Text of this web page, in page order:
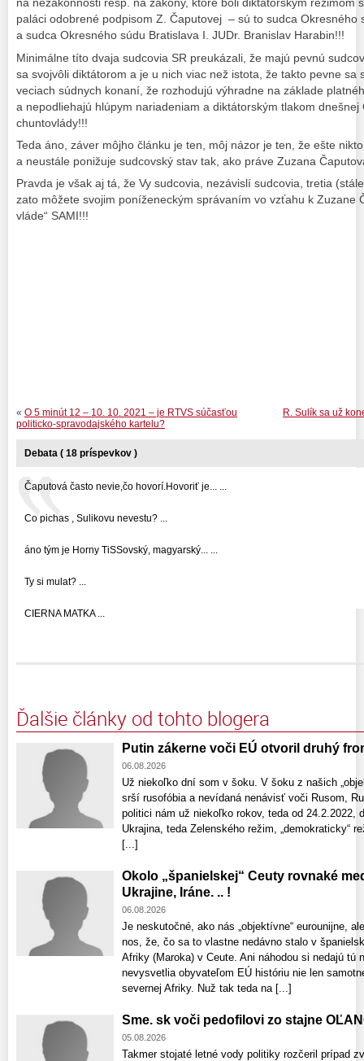
na nezákonnosti resp. na zákony, ktoré boli diktátorským režimom
paláci odobrené podpisom Z. Čaputovej – sú to sudca Okresného
a sudca Okresného súdu Bratislava I. JUDr. Branislav Harabin!!!
Minimálne títo dvaja sudcovia SR preukázali, že majú pevnú
sa svojvôli diktátorom a je u nich viac než istota, že takto pevne sa
veciach súdnych konaní, že rozhodujú výhradne na základe
a nepodliehajú hlúpym nariadeniam a diktátorským tlakom dnešnej
chuntovlády!!!
Teda áno, záver môjho článku je ten, môj názor je ten, že ešte
a neustále ponižuje sudcovský stav tak, ako práve Zuzana
Pravda je však aj tá, že Vy sudcovia, nezávislí sudcovia, tretia
zato môžete svojim poníženeckým správaním vo vzťahu k Zuzane
vláde“ SAMI!!!
R. Sulík sa už
« O 5 minút 12 – 10. 10. 2021 – je RTVS súčasťou
politicko-spravodajského kartelu?
Debata ( 18 príspevkov )
Čaputová často nevie,čo hovorí.Hovoriť je... ...
Co pichas , Sulikovu nevestu? ...
áno tým je Horny TiSSovský, magyarský... ...
Ty si mulat? ...
CIERNA MATKA ...
Ďalšie články od tohto blogera
Putin zákerne voči EÚ otvoril druhý
06.08.2026
Už niekoľko dní som v šoku. V šoku z našich
srší rusofóbia a nevídaná nenávisť voči Rusom,
politici nám už niekoľko rokov, teda od 24.2.2022,
Ukrajina, teda Zelenského režim, „demokraticky“
[...]
Okolo „španielskej“ Ceuty rovnaké
Ukrajine, Iráne. .. !
06.08.2026
Je neskutočné, ako nás „objektívne“ eurounijne,
nos, že, čo sa to vlastne nedávno stalo v
Afriky (Maroka) v Ceute. Ani náhodou si nedajú tú
nevysvetlia obyvateľom EÚ históriu nie len
severnej Afriky. Nuž tak teda na [...]
Sme. sk voči pedofilovi zo stajne
05.08.2026
Takmer stojaté letné vody politiky rozčeril prípad